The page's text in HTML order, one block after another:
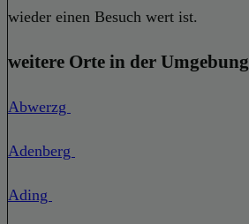
wieder einen Besuch wert ist.
weitere Orte in der Umgebung
Abwerzg
Adenberg
Ading